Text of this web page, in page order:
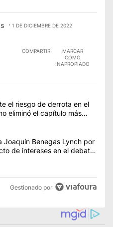
1 DE DICIEMBRE DE 2022
COMPARTIR
MARCAR
COMO
INAPROPIADO
con más comentarios en los
título "Ley de Tierras: ante el
el riesgo de derrota en el
eliminó el capítulo más
título "Di Tullio impugnó a
Joaquín Benegas Lynch por
de intereses en el debate
Gestionado por